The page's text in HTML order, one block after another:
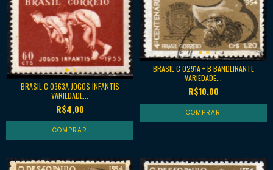
BRASIL C 0363A JOGOS INFANTIS
VARIEDADE...
R$4,00
BRASIL C 0291A + B BANDEIRANTE
VARIEDADE...
R$10,00